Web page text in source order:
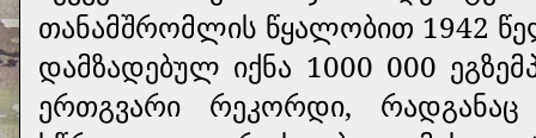
თანამშრომლის წყალობით 1942
დამზადებულ იქნა 1000 000
ერთგვარი რეკორდი,